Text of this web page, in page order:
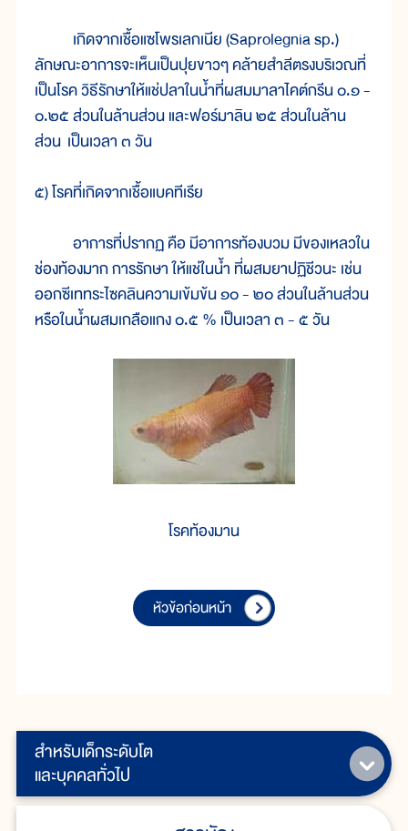
สำหรับเด็กระดับโต
และบุคคลทั่วไป
เกิดจากเชื้อแซโพรเลกเนีย (Saprolegnia sp.)
ลักษณะอาการจะเห็นเป็นปุยขาวๆ คล้ายสำลีตรงบริเวณที่
เป็นโรค วิธีรักษาให้แช่ปลาในน้ำที่ผสมมาลาไคต์กรีน ๐.๑ -
๐.๒๕ ส่วนในล้านส่วน และฟอร์มาลิน ๒๕ ส่วนในล้าน
ส่วน เป็นเวลา ๓ วัน
๕) โรคที่เกิดจากเชื้อแบคทีเรีย
อาการที่ปรากฏ คือ มีอาการท้องบวม มีของเหลวใน
ช่องท้องมาก การรักษา ให้แช่ในน้ำ ที่ผสมยาปฏิชีวนะ เช่น
ออกซีเททระไซคลินความเข้มข้น ๑๐ - ๒๐ ส่วนในล้านส่วน
หรือในน้ำผสมเกลือแกง ๐.๕ % เป็นเวลา ๓ - ๕ วัน
โรคท้องมาน
หัวข้อก่อนหน้า